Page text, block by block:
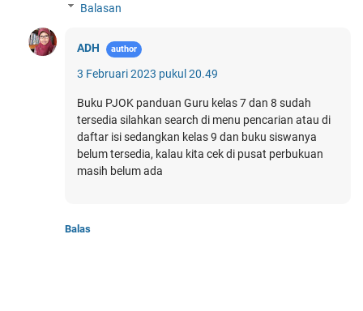
Balasan
ADH
3 Februari 2023 pukul 20.49
Buku PJOK panduan Guru kelas 7 dan 8 sudah
tersedia silahkan search di menu pencarian atau di
daftar isi sedangkan kelas 9 dan buku siswanya
belum tersedia, kalau kita cek di pusat perbukuan
masih belum ada
Balas